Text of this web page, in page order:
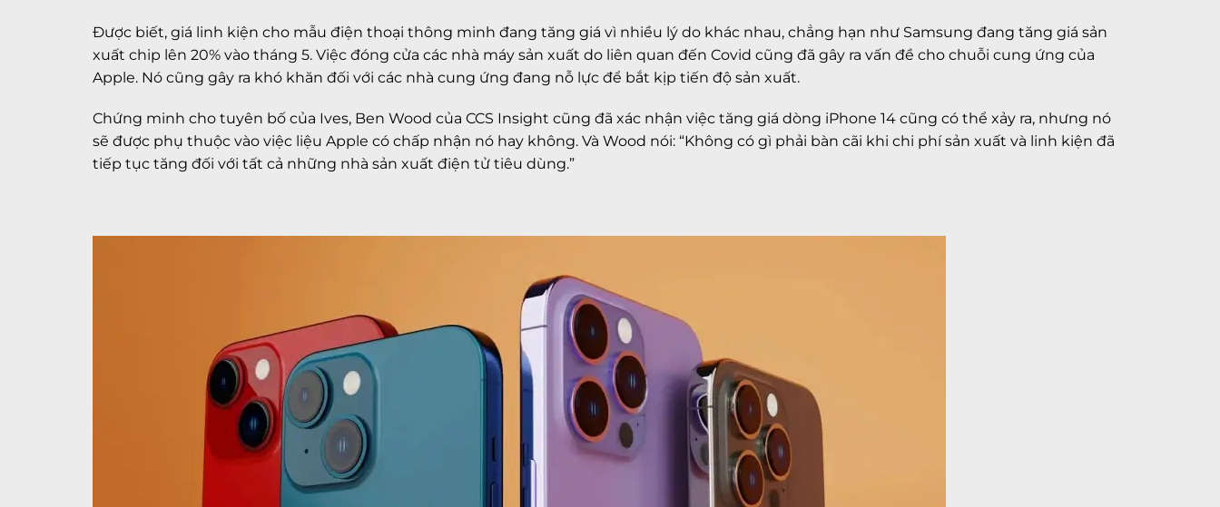
Được biết, giá linh kiện cho mẫu điện thoại thông minh đang tăng giá vì nhiều lý do khác nhau, chẳng hạn như Samsung đang tăng giá sản
xuất chip lên 20% vào tháng 5. Việc đóng cửa các nhà máy sản xuất do liên quan đến Covid cũng đã gây ra vấn đề cho chuỗi cung ứng của
Apple. Nó cũng gây ra khó khăn đối với các nhà cung ứng đang nỗ lực để bắt kịp tiến độ sản xuất.
Chứng minh cho tuyên bố của Ives, Ben Wood của CCS Insight cũng đã xác nhận việc tăng giá dòng iPhone 14 cũng có thể xảy ra, nhưng nó
sẽ được phụ thuộc vào việc liệu Apple có chấp nhận nó hay không. Và Wood nói: “Không có gì phải bàn cãi khi chi phí sản xuất và linh kiện đã
tiếp tục tăng đối với tất cả những nhà sản xuất điện tử tiêu dùng.”